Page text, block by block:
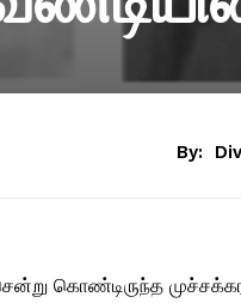
By:
சென்று கொண்டிருந்த